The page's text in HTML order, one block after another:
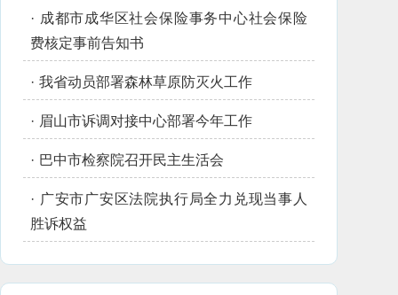
· 成都市成华区社会保险事务中心社会保险
费核定事前告知书
· 我省动员部署森林草原防灭火工作
· 眉山市诉调对接中心部署今年工作
· 巴中市检察院召开民主生活会
· 广安市广安区法院执行局全力兑现当事人
胜诉权益